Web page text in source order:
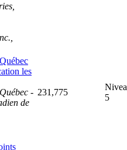
les
-
de
231,775
5